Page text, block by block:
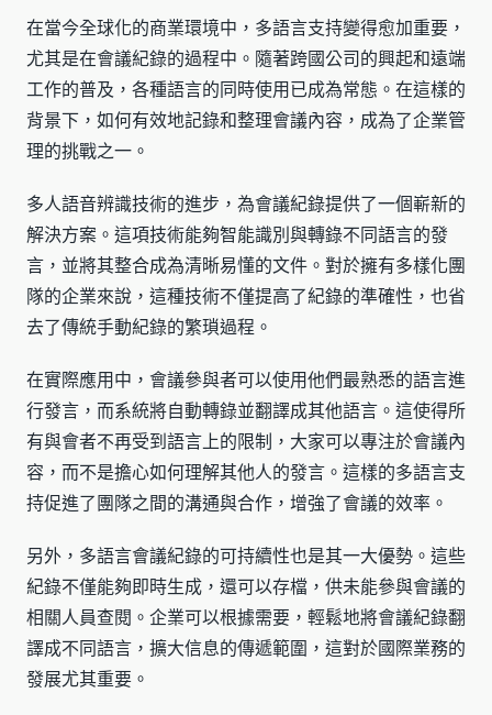
在當今全球化的商業環境中，多語言支持變得愈加重要，
尤其是在會議紀錄的過程中。隨著跨國公司的興起和遠端
工作的普及，各種語言的同時使用已成為常態。在這樣的
背景下，如何有效地記錄和整理會議內容，成為了企業管
理的挑戰之一。
多人語音辨識技術的進步，為會議紀錄提供了一個嶄新的
解決方案。這項技術能夠智能識別與轉錄不同語言的發
言，並將其整合成為清晰易懂的文件。對於擁有多樣化團
隊的企業來說，這種技術不僅提高了紀錄的準確性，也省
去了傳統手動紀錄的繁瑣過程。
在實際應用中，會議參與者可以使用他們最熟悉的語言進
行發言，而系統將自動轉錄並翻譯成其他語言。這使得所
有與會者不再受到語言上的限制，大家可以專注於會議內
容，而不是擔心如何理解其他人的發言。這樣的多語言支
持促進了團隊之間的溝通與合作，增強了會議的效率。
另外，多語言會議紀錄的可持續性也是其一大優勢。這些
紀錄不僅能夠即時生成，還可以存檔，供未能參與會議的
相關人員查閱。企業可以根據需要，輕鬆地將會議紀錄翻
譯成不同語言，擴大信息的傳遞範圍，這對於國際業務的
發展尤其重要。